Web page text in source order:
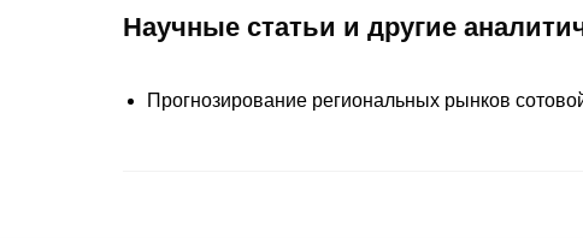
Научные статьи и другие
Прогнозирование региональных рынков